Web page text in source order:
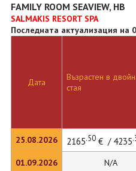
FAMILY ROOM SEAVIEW, HB
SALMAKIS RESORT SPA
Последната актуализация на
Дата
25.08.2026
01.09.2026
Възрастен в
стая
2165.50€ / 4235
N/A